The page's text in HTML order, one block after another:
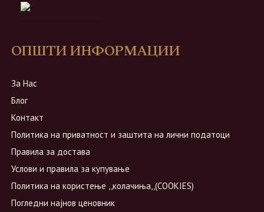
ОПШТИ ИНФОРМАЦИИ
За Нас
Блог
Контакт
Политика на приватност и заштита на лични податоци
Правила за достава
Услови и правила за купување
Политика на користење ,,колачиња,,(COOKIES)
Погледни најнов ценовник